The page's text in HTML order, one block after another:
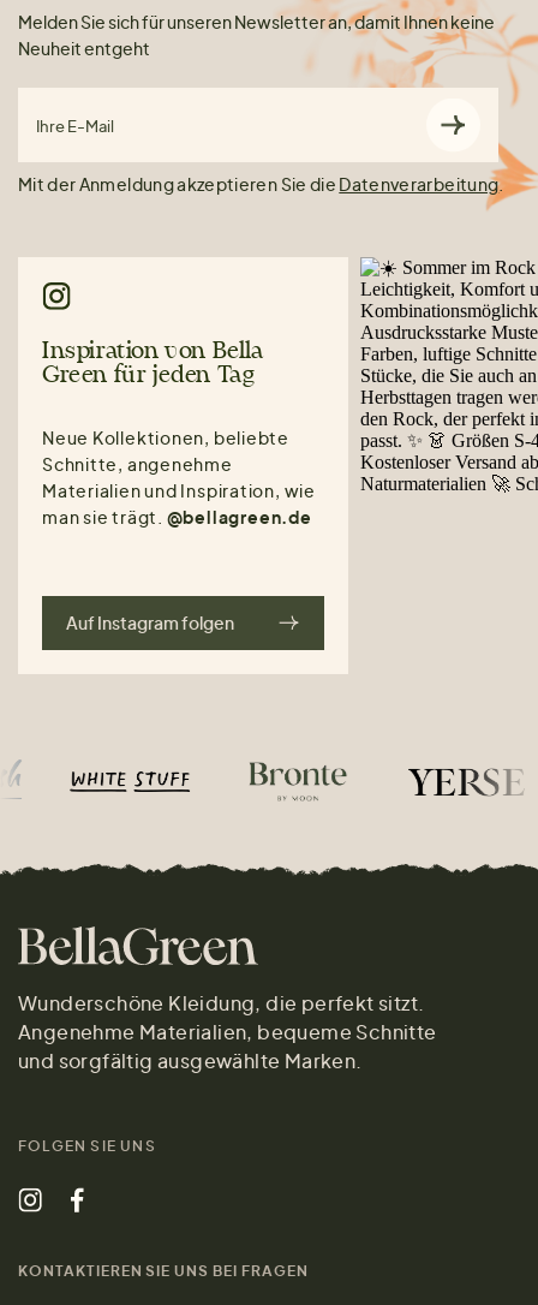
Melden Sie sich für unseren Newsletter an, damit Ihnen keine
Neuheit entgeht
Ihre E-Mail
Mit der Anmeldung akzeptieren Sie die Datenverarbeitung.
Inspiration von Bella
Green für jeden Tag
Neue Kollektionen, beliebte
Schnitte, angenehme
Materialien und Inspiration, wie
man sie trägt. @bellagreen.de
Auf Instagram folgen
Wunderschöne Kleidung, die perfekt sitzt.
Angenehme Materialien, bequeme Schnitte
und sorgfältig ausgewählte Marken.
FOLGEN SIE UNS
KONTAKTIEREN SIE UNS BEI FRAGEN